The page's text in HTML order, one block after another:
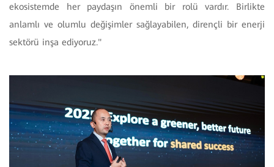
ekosistemde her paydaşın önemli bir rolü vardır. Birlikte
anlamlı ve olumlu değişimler sağlayabilen, dirençli bir enerji
sektörü inşa ediyoruz."